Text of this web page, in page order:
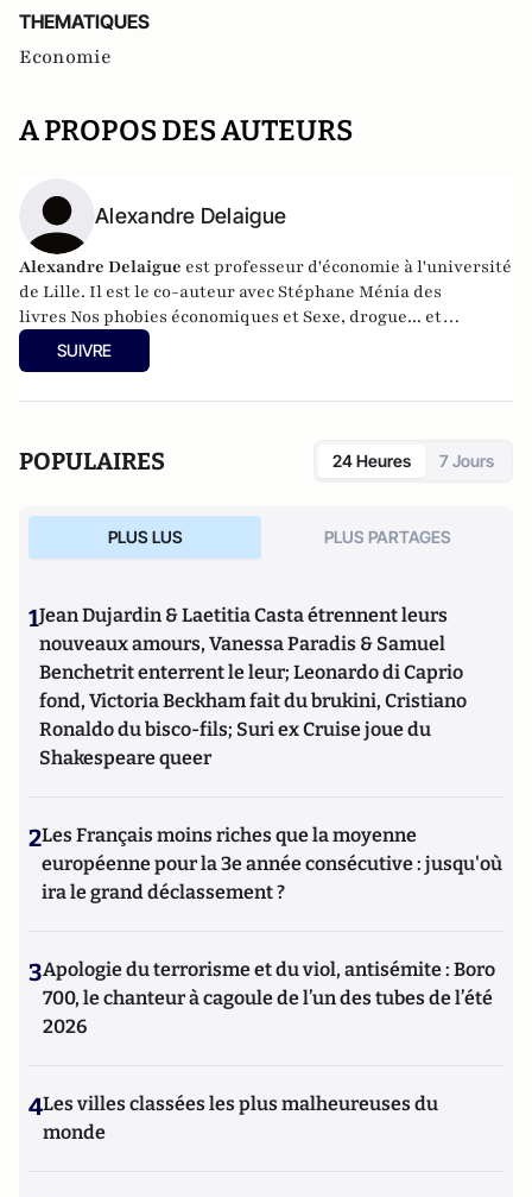
THEMATIQUES
Economie
A PROPOS DES AUTEURS
Alexandre Delaigue
Alexandre Delaigue estprofesseur d'économie à l'université
de Lille. Il est le co-auteur avec Stéphane Ménia des
livres Nos phobies économiques etSexe, drogue... et
économie : pas de sujet tabou pour les économistes
chez Pearson). Son site :
SUIVRE
POPULAIRES 24 Heures 7 Jours
PLUS LUS PLUS PARTAGES
1Jean Dujardin & Laetitia Casta étrennent leurs
nouveaux amours, Vanessa Paradis & Samuel
Benchetrit enterrent le leur; Leonardo di Caprio
fond, Victoria Beckham fait du brukini, Cristiano
Ronaldo du bisco-fils; Suri ex Cruise joue du
Shakespeare queer
2Les Français moins riches que la moyenne
européenne pour la 3e année consécutive : jusqu'où
ira le grand déclassement ?
3Apologie du terrorisme et du viol, antisémite : Boro
700, le chanteur à cagoule de l’un des tubes de l’été
2026
4Les villes classées les plus malheureuses du
monde